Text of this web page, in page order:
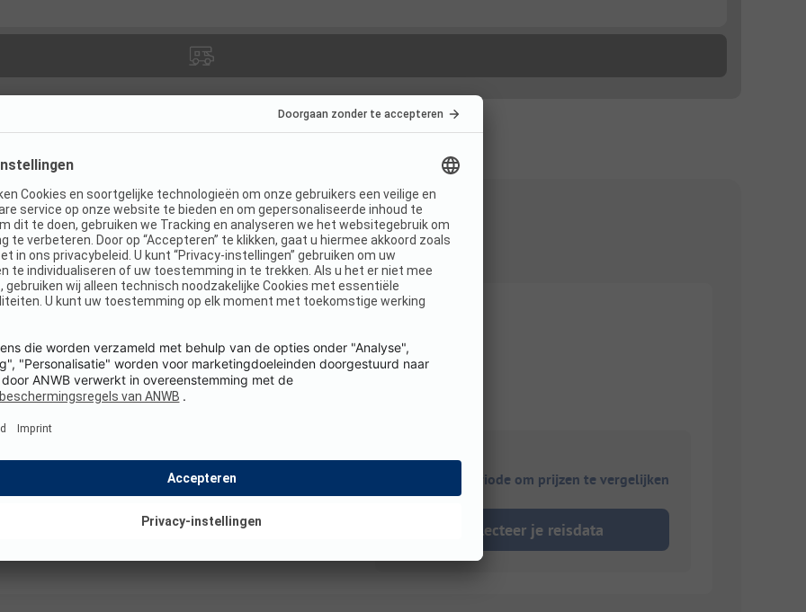
(12)
Standplaats + 1 auto + tent, caravan of camper
Kies je reisperiode om prijzen te vergelijken
Selecteer je reisdata